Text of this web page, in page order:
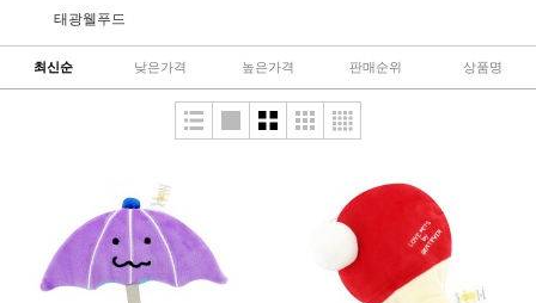
태광웰푸드
최신순 낮은가격 높은가격 판매순위 상품명